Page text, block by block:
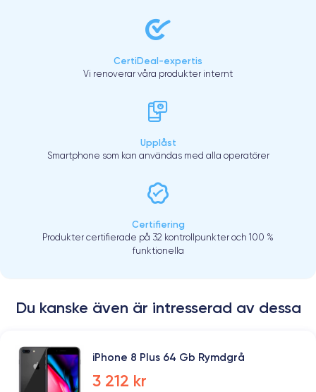
CertiDeal-expertis
Vi renoverar våra produkter internt
Upplåst
Smartphone som kan användas med alla operatörer
Certifiering
Produkter certifierade på 32 kontrollpunkter och 100 %
funktionella
Du kanske även är intresserad av dessa
iPhone 8 Plus 64 Gb Rymdgrå
3 212 kr